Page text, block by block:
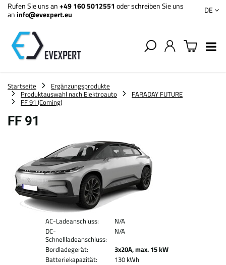
Rufen Sie uns an+49 160 5012551 oder schreiben Sie uns
aninfo@evexpert.eu DE
Startseite
Ergänzungsprodukte
Produktauswahl nach Elektroauto
FARADAY FUTURE
FF 91 (Coming)
FF 91
AC-Ladeanschluss:
N/A
DC-
Schnellladeanschluss:
N/A
Bordladegerät:
3x20A, max. 15 kW
Batteriekapazität:
130 kWh